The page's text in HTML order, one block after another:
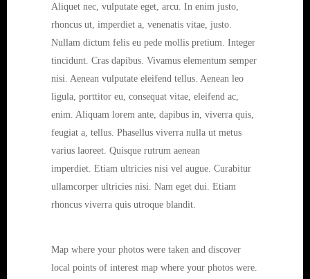
Aliquet nec, vulputate eget, arcu. In enim justo,
rhoncus ut, imperdiet a, venenatis vitae, justo.
Nullam dictum felis eu pede mollis pretium. Integer
tincidunt. Cras dapibus. Vivamus elementum semper
nisi. Aenean vulputate eleifend tellus. Aenean leo
ligula, porttitor eu, consequat vitae, eleifend ac,
enim. Aliquam lorem ante, dapibus in, viverra quis,
feugiat a, tellus. Phasellus viverra nulla ut metus
varius laoreet. Quisque rutrum aenean
imperdiet. Etiam ultricies nisi vel augue. Curabitur
ullamcorper ultricies nisi. Nam eget dui. Etiam
rhoncus viverra quis utroque blandit.
Map where your photos were taken and discover
local points of interest map where your photos were.